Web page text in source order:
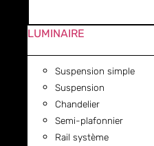
LUMINAIRE
Suspension simple
Suspension
Chandelier
Semi-plafonnier
Rail système